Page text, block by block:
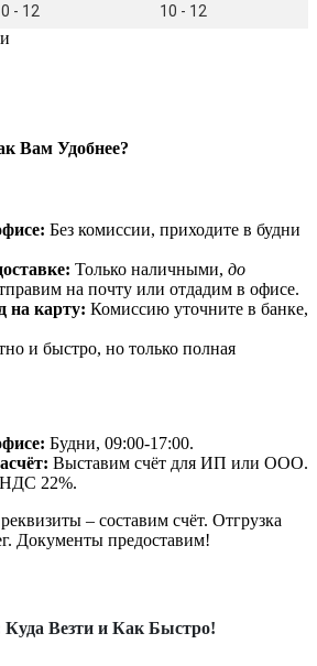
- 12 10 - 12
Вам Удобнее?
Без комиссии, приходите в будни
Только наличными, до
на почту или отдадим в офисе.
на карту: Комиссию уточните в банке,
и быстро, но только полная
Будни, 09:00-17:00.
Выставим счёт для ИП или ООО.
НДС 22%.
– составим счёт. Отгрузка
Документы предоставим!
Везти и Как Быстро!